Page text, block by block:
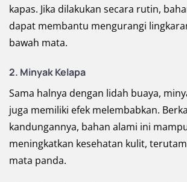
kapas. Jika dilakukan secara rutin,
dapat membantu mengurangi
bawah mata.
2. Minyak Kelapa
Sama halnya dengan lidah buaya,
juga memiliki efek melembabkan.
kandungannya, bahan alami ini
meningkatkan kesehatan kulit,
mata panda.